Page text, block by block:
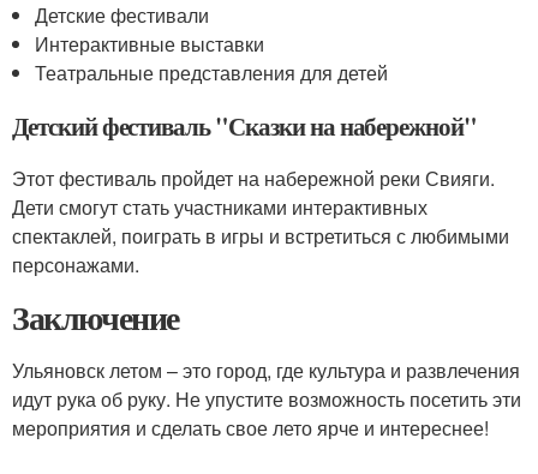
Детские фестивали
Интерактивные выставки
Театральные представления для детей
Детский фестиваль "Сказки на набережной"
Этот фестиваль пройдет на набережной реки Свияги.
Дети смогут стать участниками интерактивных
спектаклей, поиграть в игры и встретиться с любимыми
персонажами.
Заключение
Ульяновск летом – это город, где культура и развлечения
идут рука об руку. Не упустите возможность посетить эти
мероприятия и сделать свое лето ярче и интереснее!